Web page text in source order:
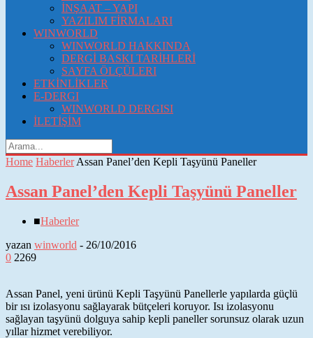
İNŞAAT – YAPI
YAZILIM FİRMALARI
WINWORLD
WINWORLD HAKKINDA
DERGİ BASKI TARİHLERİ
SAYFA ÖLÇÜLERI
ETKİNLİKLER
E-DERGI
WINWORLD DERGISI
İLETİŞİM
Home Haberler Assan Panel’den Kepli Taşyünü Paneller
Assan Panel’den Kepli Taşyünü Paneller
■Haberler
yazan winworld - 26/10/2016
0 2269
Assan Panel, yeni ürünü Kepli Taşyünü Panellerle yapılarda güçlü
bir ısı izolasyonu sağlayarak bütçeleri koruyor. Isı izolasyonu
sağlayan taşyünü dolguya sahip kepli paneller sorunsuz olarak uzun
yıllar hizmet verebiliyor.